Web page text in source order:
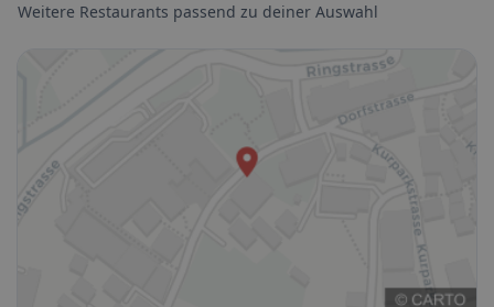
Weitere Restaurants passend zu deiner Auswahl